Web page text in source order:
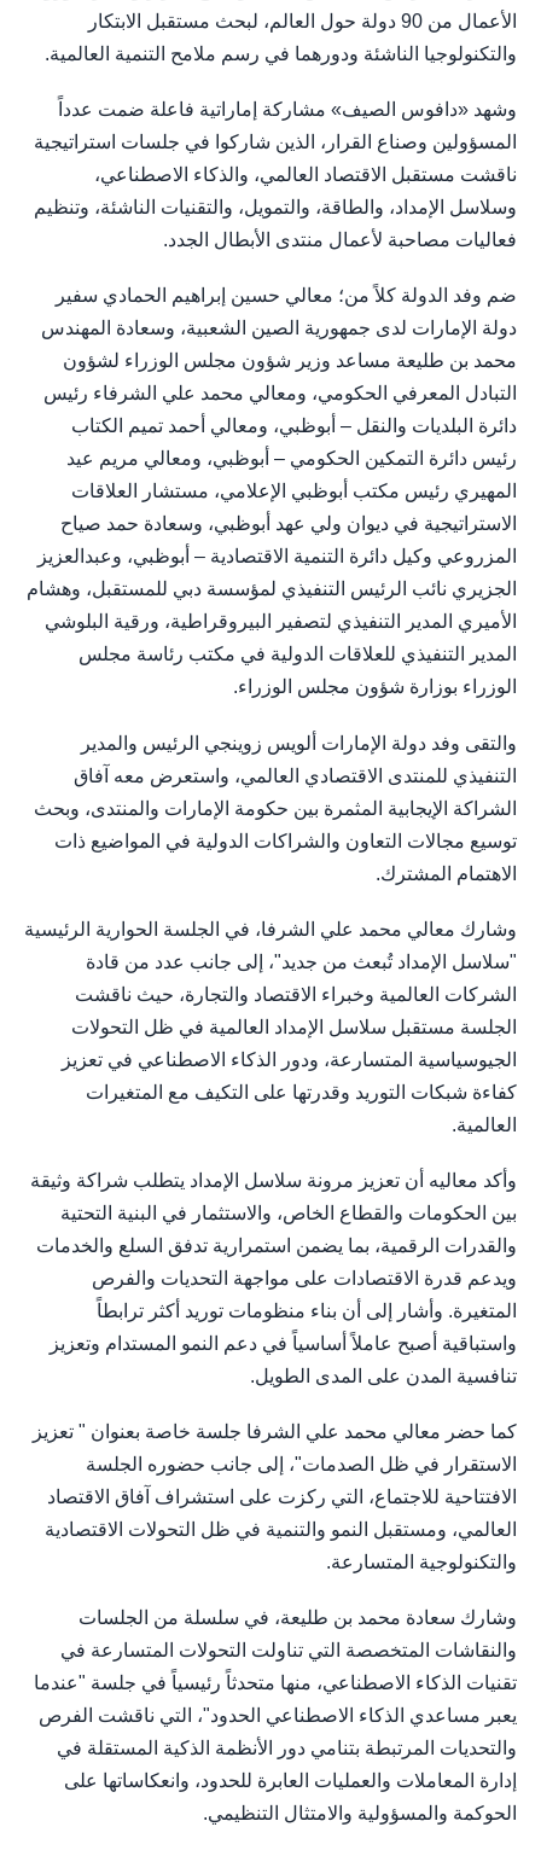
الأعمال من 90 دولة حول العالم، لبحث مستقبل الابتكار
والتكنولوجيا الناشئة ودورهما في رسم ملامح التنمية العالمية.
وشهد «دافوس الصيف» مشاركة إماراتية فاعلة ضمت عدداً
المسؤولين وصناع القرار، الذين شاركوا في جلسات استراتيجية
ناقشت مستقبل الاقتصاد العالمي، والذكاء الاصطناعي،
وسلاسل الإمداد، والطاقة، والتمويل، والتقنيات الناشئة، وتنظيم
فعاليات مصاحبة لأعمال منتدى الأبطال الجدد.
ضم وفد الدولة كلاً من؛ معالي حسين إبراهيم الحمادي سفير
دولة الإمارات لدى جمهورية الصين الشعبية، وسعادة المهندس
محمد بن طليعة مساعد وزير شؤون مجلس الوزراء لشؤون
التبادل المعرفي الحكومي، ومعالي محمد علي الشرفاء رئيس
دائرة البلديات والنقل – أبوظبي، ومعالي أحمد تميم الكتاب
رئيس دائرة التمكين الحكومي – أبوظبي، ومعالي مريم عيد
المهيري رئيس مكتب أبوظبي الإعلامي، مستشار العلاقات
الاستراتيجية في ديوان ولي عهد أبوظبي، وسعادة حمد صياح
المزروعي وكيل دائرة التنمية الاقتصادية – أبوظبي، وعبدالعزيز
الجزيري نائب الرئيس التنفيذي لمؤسسة دبي للمستقبل، وهشام
الأميري المدير التنفيذي لتصفير البيروقراطية، ورقية البلوشي
المدير التنفيذي للعلاقات الدولية في مكتب رئاسة مجلس
الوزراء بوزارة شؤون مجلس الوزراء.
والتقى وفد دولة الإمارات ألويس زوينجي الرئيس والمدير
التنفيذي للمنتدى الاقتصادي العالمي، واستعرض معه آفاق
الشراكة الإيجابية المثمرة بين حكومة الإمارات والمنتدى، وبحث
توسيع مجالات التعاون والشراكات الدولية في المواضيع ذات
الاهتمام المشترك.
وشارك معالي محمد علي الشرفا، في الجلسة الحوارية الرئيسية
"سلاسل الإمداد تُبعث من جديد"، إلى جانب عدد من قادة
الشركات العالمية وخبراء الاقتصاد والتجارة، حيث ناقشت
الجلسة مستقبل سلاسل الإمداد العالمية في ظل التحولات
الجيوسياسية المتسارعة، ودور الذكاء الاصطناعي في تعزيز
كفاءة شبكات التوريد وقدرتها على التكيف مع المتغيرات
العالمية.
وأكد معاليه أن تعزيز مرونة سلاسل الإمداد يتطلب شراكة وثيقة
بين الحكومات والقطاع الخاص، والاستثمار في البنية التحتية
والقدرات الرقمية، بما يضمن استمرارية تدفق السلع والخدمات
ويدعم قدرة الاقتصادات على مواجهة التحديات والفرص
المتغيرة. وأشار إلى أن بناء منظومات توريد أكثر ترابطاً
واستباقية أصبح عاملاً أساسياً في دعم النمو المستدام وتعزيز
تنافسية المدن على المدى الطويل.
كما حضر معالي محمد علي الشرفا جلسة خاصة بعنوان " تعزيز
الاستقرار في ظل الصدمات"، إلى جانب حضوره الجلسة
الافتتاحية للاجتماع، التي ركزت على استشراف آفاق الاقتصاد
العالمي، ومستقبل النمو والتنمية في ظل التحولات الاقتصادية
والتكنولوجية المتسارعة.
وشارك سعادة محمد بن طليعة، في سلسلة من الجلسات
والنقاشات المتخصصة التي تناولت التحولات المتسارعة في
تقنيات الذكاء الاصطناعي، منها متحدثاً رئيسياً في جلسة "عندما
يعبر مساعدي الذكاء الاصطناعي الحدود"، التي ناقشت الفرص
والتحديات المرتبطة بتنامي دور الأنظمة الذكية المستقلة في
إدارة المعاملات والعمليات العابرة للحدود، وانعكاساتها على
الحوكمة والمسؤولية والامتثال التنظيمي.